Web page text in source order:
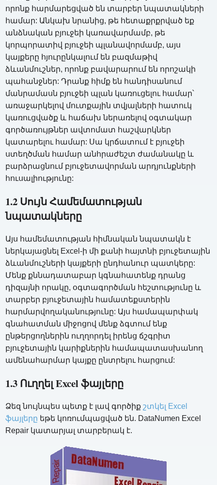
որոնք հարմարեցված են տարբեր նպատակների
համար: Անկախ նրանից, թե հետաքրքրված եք
անձնական բյուջեի կառավարմամբ, թե
կորպորատիվ բյուջեի պլանավորմամբ, այս
կայքերը հյուրընկալում են բազմաթիվ
ձևանմուշներ, որոնք բավարարում են որոշակի
պահանջներ: Դրանք հիմք են հանդիսանում
մանրամասն բյուջեի պլան կառուցելու համար՝
առաջարկելով մուտքային տվյալների հատուկ
կառուցվածք և հաճախ ներառելով օգտակար
գործառույթներ ավտոմատ հաշվարկներ
կատարելու համար: Սա կրճատում է բյուջեի
ստեղծման համար անհրաժեշտ ժամանակը և
բարձրացնում բյուջետավորման արդյունքների
հուսալիությունը:
1.2 Սույն Համեմատության
նպատակները
Այս համեմատության հիմնական նպատակն է
ներկայացնել Excel-ի մի քանի հայտնի բյուջետային
ձևանմուշների կայքերի ընդհանուր պատկերը:
Մենք քննադատաբար կգնահատենք դրանց
դիզայնի որակը, օգտագործման հեշտությունը և
տարբեր բյուջետային համատեքստերին
հարմարվողականությունը: Այս համապարփակ
գնահատման միջոցով մենք ձգտում ենք
ընթերցողներին ուղղորդել իրենց ճշգրիտ
բյուջետային կարիքներին համապատասխանող
ամենահարմար կայքը ընտրելու հարցում:
1.3 Ուղղել Excel ֆայլերը
Ձեզ նույնպես պետք է լավ գործիքշտկել Excel
ֆայլերը եթե կոռումպացված են. DataNumen Excel
Repair կատարյալ տարբերակ է.